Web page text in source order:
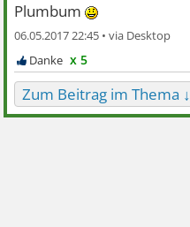
Plumbum
06.05.2017 22:45 •
x 5
Zum Beitrag im Thema ↓